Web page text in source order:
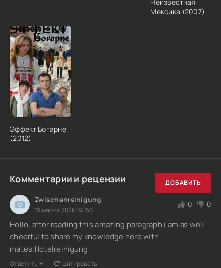
Неизвестная
Мексика (2007)
Эффект Богарне
(2012)
Комментарии и рецензии ДОБАВИТЬ
Zwischenreinigung
19 марта 2026 04:56
0 0
Hello, after reading this amazing paragraph i am as well
cheerful to share my knowledge here with
mates.Hotelreinigung
Ответить Цитировать